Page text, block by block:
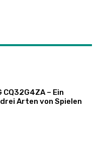
CQ32G4ZA – Ein
Arten von Spielen